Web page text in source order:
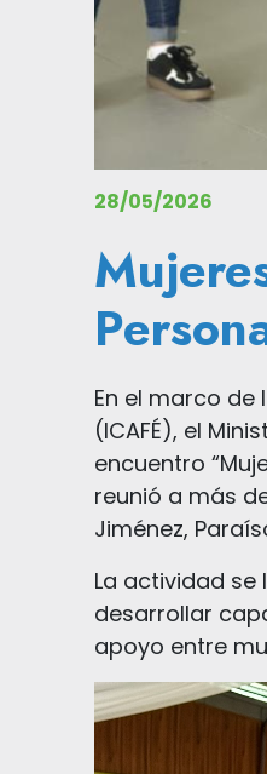
28/05/2026
En el marco de
(ICAFÉ), el
encuentro
reunió a más
Jiménez,
La actividad se
desarrollar
apoyo entre